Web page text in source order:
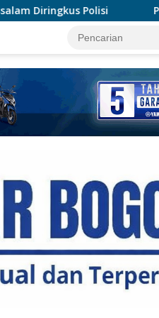
Perkuat Sinergi,